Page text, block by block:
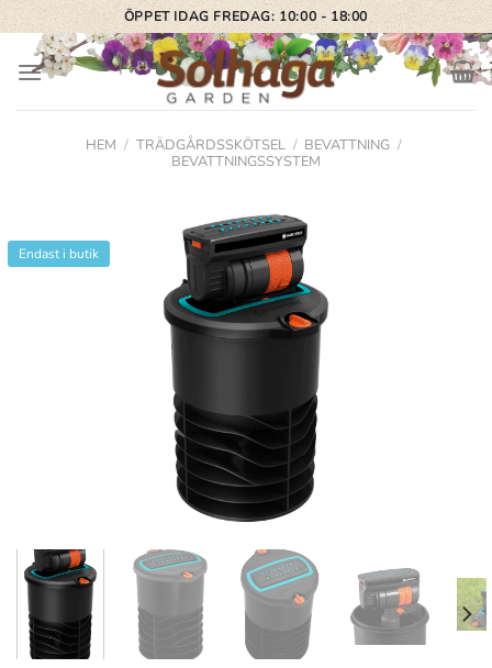
Skip
to
content
ÖPPET IDAG FREDAG: 10:00 - 18:00
HEM / TRÄDGÅRDSSKÖTSEL / BEVATTNING /
BEVATTNINGSSYSTEM
Endast i butik